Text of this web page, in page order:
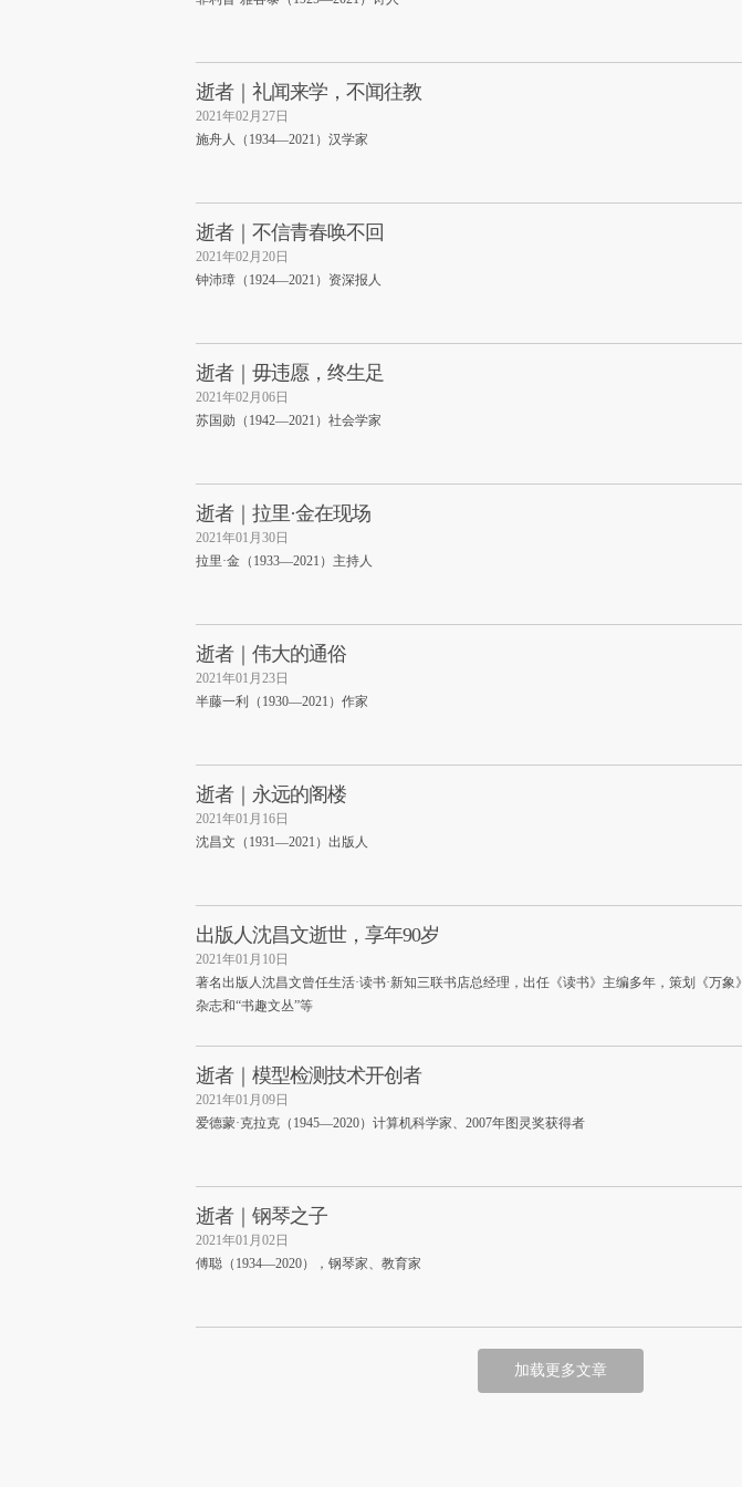
逝者｜礼闻来学，不闻往教
2021年02月27日
施舟人（1934—2021）汉学家
逝者｜不信青春唤不回
2021年02月20日
钟沛璋（1924—2021）资深报人
逝者｜毋违愿，终生足
2021年02月06日
苏国勋（1942—2021）社会学家
逝者｜拉里·金在现场
2021年01月30日
拉里·金（1933—2021）主持人
逝者｜伟大的通俗
2021年01月23日
半藤一利（1930—2021）作家
逝者｜永远的阁楼
2021年01月16日
沈昌文（1931—2021）出版人
出版人沈昌文逝世，享年90岁
2021年01月10日
著名出版人沈昌文曾任生活·读书·新知三联书店总经理，出任《读书》主编多年，策划《万象》
杂志和“书趣文丛”等
逝者｜模型检测技术开创者
2021年01月09日
爱德蒙·克拉克（1945—2020）计算机科学家、2007年图灵奖获得者
逝者｜钢琴之子
2021年01月02日
傅聪（1934—2020），钢琴家、教育家
加载更多文章